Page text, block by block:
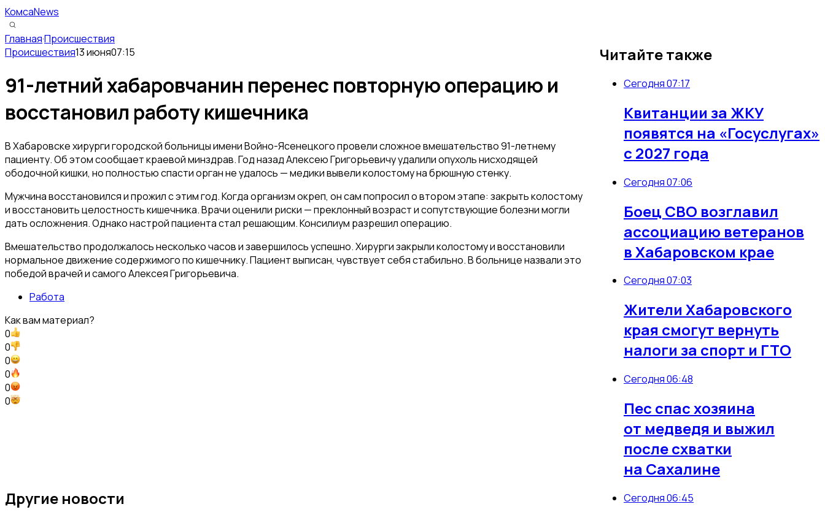
КомсаNews
Главная·Происшествия
Происшествия13 июня07:15
91-летний хабаровчанин перенес повторную операцию и
восстановил работу кишечника
В Хабаровске хирурги городской больницы имени Войно-Ясенецкого провели сложное вмешательство 91-летнему
пациенту. Об этом сообщает краевой минздрав. Год назад Алексею Григорьевичу удалили опухоль нисходящей
ободочной кишки, но полностью спасти орган не удалось — медики вывели колостому на брюшную стенку.
Мужчина восстановился и прожил с этим год. Когда организм окреп, он сам попросил о втором этапе: закрыть колостому
и восстановить целостность кишечника. Врачи оценили риски — преклонный возраст и сопутствующие болезни могли
дать осложнения. Однако настрой пациента стал решающим. Консилиум разрешил операцию.
Вмешательство продолжалось несколько часов и завершилось успешно. Хирурги закрыли колостому и восстановили
нормальное движение содержимого по кишечнику. Пациент выписан, чувствует себя стабильно. В больнице назвали это
победой врачей и самого Алексея Григорьевича.
Работа
Как вам материал?
0
0
0
0
0
0
Читайте также
Сегодня 07:17
Квитанции за ЖКУ
появятся на «Госуслугах»
с 2027 года
Сегодня 07:06
Боец СВО возглавил
ассоциацию ветеранов
в Хабаровском крае
Сегодня 07:03
Жители Хабаровского
края смогут вернуть
налоги за спорт и ГТО
Сегодня 06:48
Пес спас хозяина
от медведя и выжил
после схватки
на Сахалине
Сегодня 06:45
Другие новости